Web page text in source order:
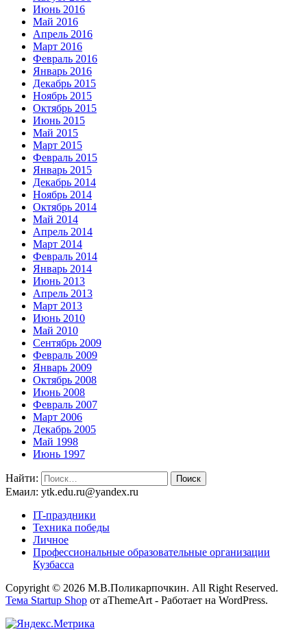
Июнь 2016
Май 2016
Апрель 2016
Март 2016
Февраль 2016
Январь 2016
Декабрь 2015
Ноябрь 2015
Октябрь 2015
Июнь 2015
Май 2015
Март 2015
Февраль 2015
Январь 2015
Декабрь 2014
Ноябрь 2014
Октябрь 2014
Май 2014
Апрель 2014
Март 2014
Февраль 2014
Январь 2014
Июнь 2013
Апрель 2013
Март 2013
Июнь 2010
Май 2010
Сентябрь 2009
Февраль 2009
Январь 2009
Октябрь 2008
Июнь 2008
Февраль 2007
Март 2006
Декабрь 2005
Май 1998
Июнь 1997
Найти:
Емаил: ytk.edu.ru@yandex.ru
IT-праздники
Техника победы
Личное
Профессиональные образовательные организации
Кузбасса
Copyright © 2026 М.В.Поликарпочкин. All Right Reserved.
Тема Startup Shop от aThemeArt - Работает на WordPress.